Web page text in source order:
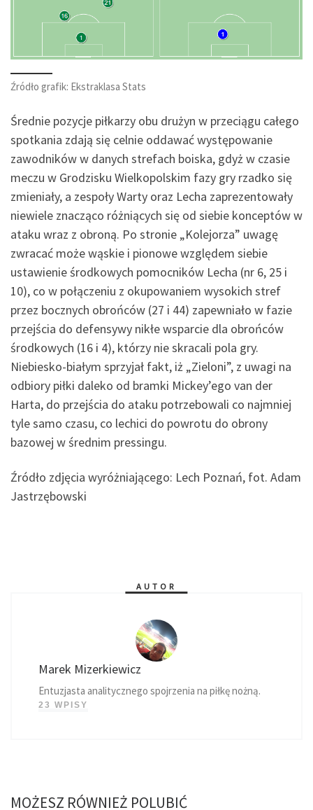
Źródło grafik: Ekstraklasa Stats
Średnie pozycje piłkarzy obu drużyn w przeciągu całego
spotkania zdają się celnie oddawać występowanie
zawodników w danych strefach boiska, gdyż w czasie
meczu w Grodzisku Wielkopolskim fazy gry rzadko się
zmieniały, a zespoły Warty oraz Lecha zaprezentowały
niewiele znacząco różniących się od siebie konceptów w
ataku wraz z obroną. Po stronie „Kolejorza” uwagę
zwracać może wąskie i pionowe względem siebie
ustawienie środkowych pomocników Lecha (nr 6, 25 i
10), co w połączeniu z okupowaniem wysokich stref
przez bocznych obrońców (27 i 44) zapewniało w fazie
przejścia do defensywy nikłe wsparcie dla obrońców
środkowych (16 i 4), którzy nie skracali pola gry.
Niebiesko-białym sprzyjał fakt, iż „Zieloni”, z uwagi na
odbiory piłki daleko od bramki Mickey’ego van der
Harta, do przejścia do ataku potrzebowali co najmniej
tyle samo czasu, co lechici do powrotu do obrony
bazowej w średnim pressingu.
Źródło zdjęcia wyróżniającego: Lech Poznań, fot. Adam
Jastrzębowski
AUTOR
Marek Mizerkiewicz
Entuzjasta analitycznego spojrzenia na piłkę nożną.
23 WPISY
MOŻESZ RÓWNIEŻ POLUBIĆ